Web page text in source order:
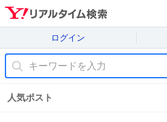
ログイン
人気ポスト